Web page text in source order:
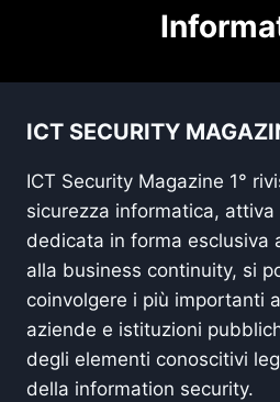
ICT SECURITY
ICT Security Magazine 1°
sicurezza informatica,
dedicata in forma esclusiva
alla business continuity, si
coinvolgere i più importanti
aziende e istituzioni
degli elementi conoscitivi
della information security.